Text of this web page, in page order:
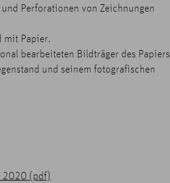
Perforationen von Zeichnungen
mit Papier.
bearbeiteten Bildträger des Papiers
und seinem fotografischen
2020 (pdf)